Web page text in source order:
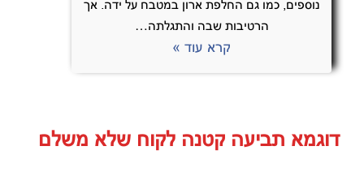
נוספים, כמו גם החלפת ארון במטבח על ידה. אך
הרטיבות שבה והתגלתה…
קרא עוד »
דוגמא תביעה קטנה לקוח שלא משלם